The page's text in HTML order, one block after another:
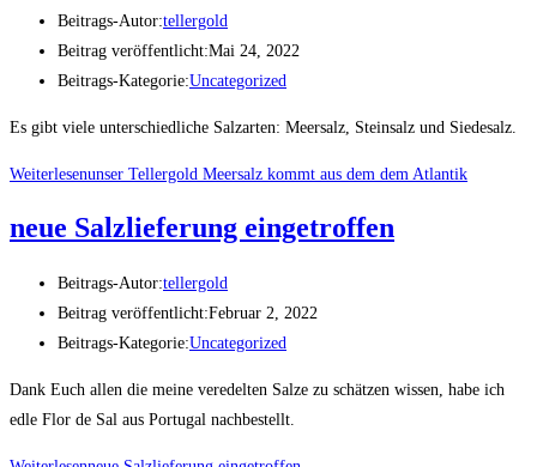
Beitrags-Autor:tellergold
Beitrag veröffentlicht:Mai 24, 2022
Beitrags-Kategorie:Uncategorized
Es gibt viele unterschiedliche Salzarten: Meersalz, Steinsalz und Siedesalz.
Weiterlesenunser Tellergold Meersalz kommt aus dem dem Atlantik
neue Salzlieferung eingetroffen
Beitrags-Autor:tellergold
Beitrag veröffentlicht:Februar 2, 2022
Beitrags-Kategorie:Uncategorized
Dank Euch allen die meine veredelten Salze zu schätzen wissen, habe ich
edle Flor de Sal aus Portugal nachbestellt.